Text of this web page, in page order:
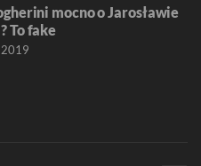
mocno o Jarosławie
To fake